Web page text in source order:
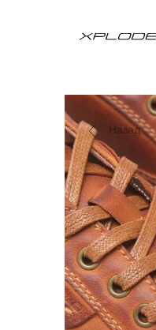
Назад